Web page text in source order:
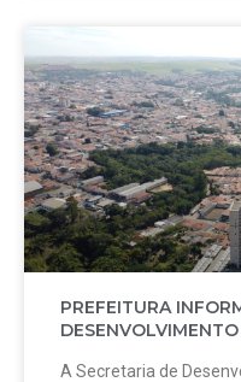
PREFEITURA
A Secretaria de